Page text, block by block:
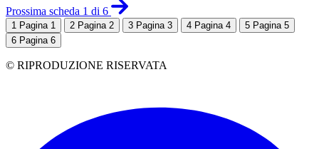
Prossima scheda 1 di 6
1 Pagina 1 2 Pagina 2 3 Pagina 3 4 Pagina 4 5 Pagina 5
6 Pagina 6
© RIPRODUZIONE RISERVATA